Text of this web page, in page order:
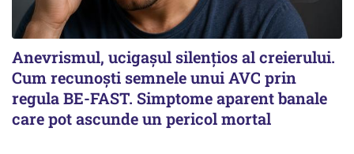
Anevrismul, ucigașul silențios al creierului.
Cum recunoști semnele unui AVC prin
regula BE-FAST. Simptome aparent banale
care pot ascunde un pericol mortal